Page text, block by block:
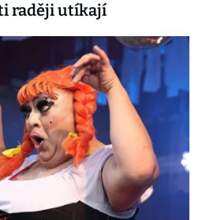
raději utíkají